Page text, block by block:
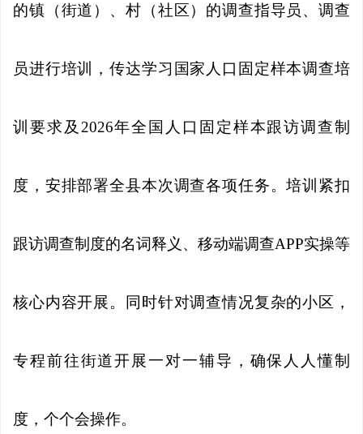
的镇（街道）、村（社区）的调查指导员、调查
员进行培训，传达学习国家人口固定样本调查培
训要求及2026年全国人口固定样本跟访调查制
度，安排部署全县本次调查各项任务。培训紧扣
跟访调查制度的名词释义、移动端调查APP实操等
核心内容开展。同时针对调查情况复杂的小区，
专程前往街道开展一对一辅导，确保人人懂制
度，个个会操作。